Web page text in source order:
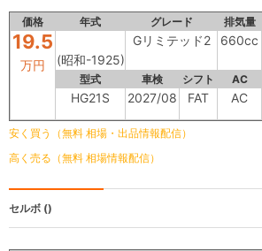
価格 年式 グレード 排気量
19.5
万円 (昭和-1925)
Gリミテッド2 660cc
型式 車検 シフト AC
HG21S 2027/08 FAT AC
安く買う（無料 相場・出品情報配信）
高く売る（無料 相場情報配信）
セルボ ()